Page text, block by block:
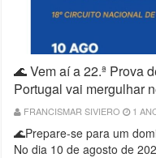
🌊 Vem aí a 22.ª Prova
Portugal vai mergulhar
FRANCISMAR SIVIERO 1
🌊Prepare-se para um
No dia 10 de agosto de